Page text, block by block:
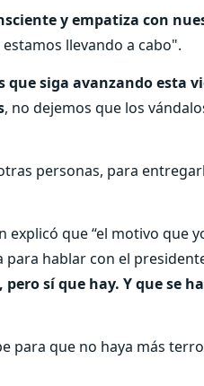
y empatiza con
llevando a cabo".
que siga avanzando esta
, no dejemos que los
personas, para
que “el motivo que
hablar con el
sí que hay. Y que se
para que no haya más